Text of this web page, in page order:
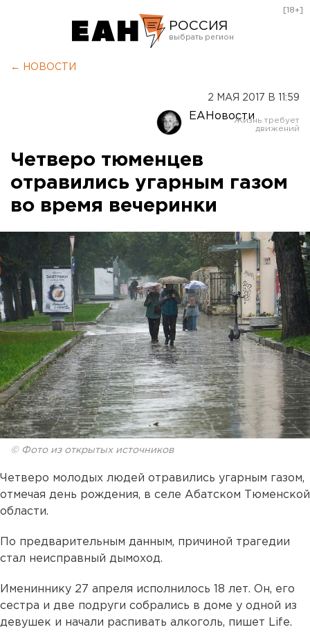
РОССИЯ
Оренбург
[18+]
← НОВОСТИ
2 МАЯ 2017 В 11:59
ЕАНовости
Четверо тюменцев
отравились угарным газом
во время вечеринки
© Фото из открытых источников
Четверо молодых людей отравились угарным газом,
отмечая день рождения, в селе Абатском Тюменской
области.
По предварительным данным, причиной трагедии
стал неисправный дымоход.
Имениннику 27 апреля исполнилось 18 лет. Он, его
сестра и две подруги собрались в доме у одной из
девушек и начали распивать алкоголь, пишет Life.